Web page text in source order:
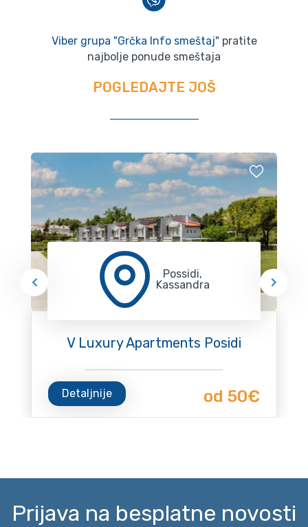
Viber grupa "Grčka Info smeštaj" pratite
najbolje ponude smeštaja
POGLEDAJTE JOŠ
Possidi,
Kassandra
V Luxury Apartments Posidi
Detaljnije od 50€
Prijava na besplatne novosti